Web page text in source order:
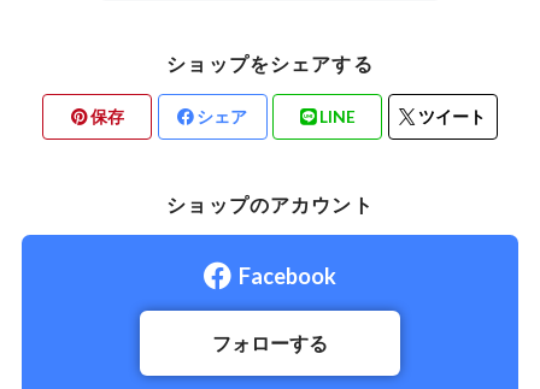
ショップをシェアする
保存 シェア LINE ツイート
ショップのアカウント
Facebook
フォローする